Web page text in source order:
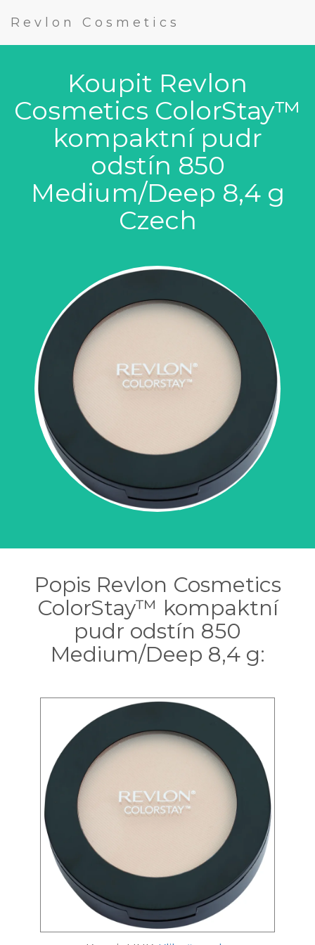
Revlon Cosmetics
Koupit Revlon
Cosmetics ColorStay™
kompaktní pudr
odstín 850
Medium/Deep 8,4 g
Czech
Popis Revlon Cosmetics
ColorStay™ kompaktní
pudr odstín 850
Medium/Deep 8,4 g: